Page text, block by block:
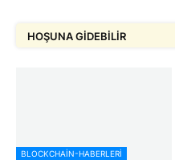
HOŞUNA GIDEBILIR
BLOCKCHAIN-HABERLERI